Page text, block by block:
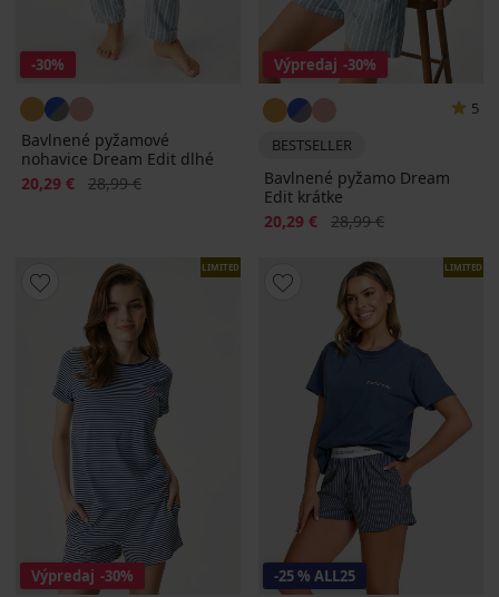
-30%
Bavlnené pyžamové
nohavice Dream Edit dlhé
Zľava
20,29 € Pôvodná cena
28,99 €
Výpredaj -30%
5
BESTSELLER
Bavlnené pyžamo Dream
Edit krátke
Zľava
20,29 € Pôvodná cena
28,99 €
LIMITED
Výpredaj -30%
LIMITED
-25 % ALL25